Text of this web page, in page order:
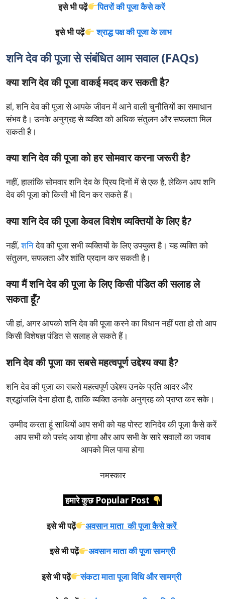
इसे भी पढ़ें पितरों की पूजा कैसे करें
इसे भी पढ़ें श्राद्ध पक्ष की पूजा के लाभ
शनि देव की पूजा से संबंधित आम सवाल (FAQs)
क्या शनि देव की पूजा वाकई मदद कर सकती है?
हां, शनि देव की पूजा से आपके जीवन में आने वाली चुनौतियों का समाधान
संभव है। उनके अनुग्रह से व्यक्ति को अधिक संतुलन और सफलता मिल
सकती है।
क्या शनि देव की पूजा को हर सोमवार करना जरूरी है?
नहीं, हालांकि सोमवार शनि देव के प्रिय दिनों में से एक है, लेकिन आप शनि
देव की पूजा को किसी भी दिन कर सकते हैं।
क्या शनि देव की पूजा केवल विशेष व्यक्तियों के लिए है?
नहीं,शनिदेव की पूजा सभी व्यक्तियों के लिए उपयुक्त है। यह व्यक्ति को
संतुलन, सफलता और शांति प्रदान कर सकती है।
क्या मैं शनि देव की पूजा के लिए किसी पंडित की सलाह ले
सकता हूँ?
जी हां, अगर आपको शनि देव की पूजा करने का विधान नहीं पता हो तो आप
किसी विशेषज्ञ पंडित से सलाह ले सकते हैं।
शनि देव की पूजा का सबसे महत्वपूर्ण उद्देश्य क्या है?
शनि देव की पूजा का सबसे महत्वपूर्ण उद्देश्य उनके प्रति आदर और
श्रद्धांजलि देना होता है, ताकि व्यक्ति उनके अनुग्रह को प्राप्त कर सके।
उम्मीद करता हूं साथियों आप सभी को यह पोस्ट शनिदेव की पूजा कैसे करें
आप सभी को पसंद आया होगा और आप सभी के सारे सवालों का जवाब
आपको मिल पाया होगा
नमस्कार
हमारे कुछ Popular Post
इसे भी पढ़ें अवसान माता की पूजा कैसे करें
इसे भी पढ़ें अवसानमाता की पूजा सामग्री
इसे भी पढ़ें संकटा माता पूजा विधि और सामग्री